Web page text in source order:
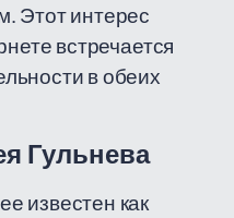
Этот интерес
встречается
в обеих
Гульнева
известен как